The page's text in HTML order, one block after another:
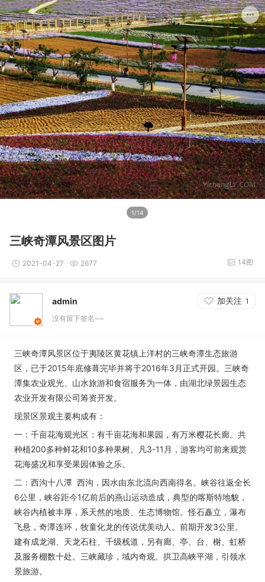
1/14
三峡奇潭风景区图片
2021-04-27 2677 14图
admin 加关注 1
没有留下签名~~
三峡奇潭风景区位于夷陵区黄花镇上洋村的三峡奇潭生态旅游
区，已于2015年底修葺完毕并将于2016年3月正式开园。三峡奇
潭集农业观光、山水旅游和食宿服务为一体，由湖北绿景园生态
农业开发有限公司筹资开发。
现景区景观主要构成有：
一：千亩花海观光区：有千亩花海和果园，有万米樱花长廊。共
种植200多种鲜花和10多种果树。凡3-11月，游客均可前来观赏
花海盛况和享受果园体验之乐。
二：西沟十八潭 西沟，因水由东北流向西南得名。峡谷往返全长
6公里，峡谷距今1亿前后的燕山运动造成，典型的喀斯特地貌，
峡谷内植被丰厚，系天然的地质、生态博物馆。怪石矗立，瀑布
飞悬，奇潭连环，牧童化龙的传说优美动人。前期开发3公里。
建有成龙湖、天龙石柱、千级栈道，另有廊、亭、台、榭、虹桥
及服务棚数十处。三峡藏珍，域内奇观。拱卫高峡平湖，引领水
景旅游。